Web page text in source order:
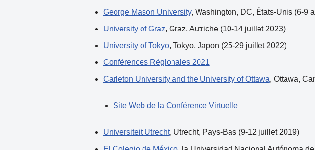
George Mason University, Washington, DC, États-Unis (6-9
University of Graz, Graz, Autriche (10-14 juillet 2023)
University of Tokyo, Tokyo, Japon (25-29 juillet 2022)
Conférences Régionales 2021
Carleton University and the University of Ottawa, Ottawa,
Site Web de la Conférence Virtuelle
Universiteit Utrecht, Utrecht, Pays-Bas (9-12 juillet 2019)